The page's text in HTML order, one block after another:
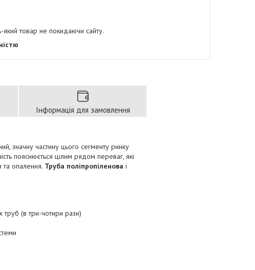
який товар не покидаючи сайту.
Інформація для замовлення
значну частину цього сегменту ринку
пояснюється цілим рядом переваг, які
та опалення. Труба поліпропіленова і
труб (в три-чотири рази)